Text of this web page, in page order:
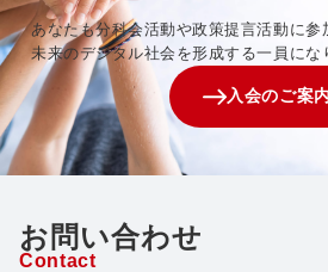
あなたも分科会活動や政策提言活動に参
未来のデジタル社会を形成する一員にな
入会のご案
お問い合わせ
Contact